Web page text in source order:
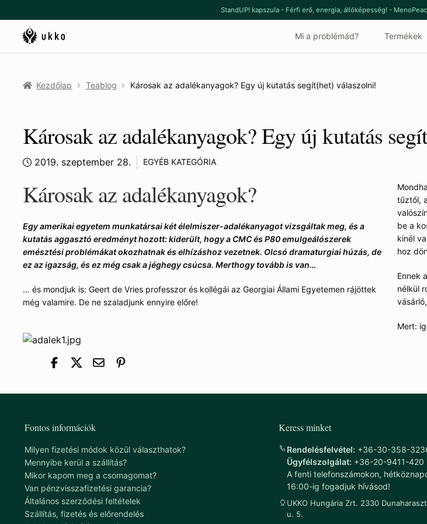
a
navigációhoz
a
tartalomba
StandUP! kapszula - Férfi erő, energia, állóképesség! -
Mi a problémád? Termékek
Kezdőlap Teablog Károsak az adalékanyagok? Egy új kutatás segít(het) válaszolni!
Károsak az adalékanyagok? Egy új kutatás
2019. szeptember 28. EGYÉB KATEGÓRIA
Károsak az adalékanyagok?
Egy amerikai egyetem munkatársai két élelmiszer-adalékanyagot vizsgáltak meg, és a
kutatás aggasztó eredményt hozott: kiderült, hogy a CMC és P80 emulgeálószerek
emésztési problémákat okozhatnak és elhízáshoz vezetnek. Olcsó dramaturgiai húzás, de
ez az igazság, és ez még csak a jéghegy csúcsa. Merthogy tovább is van…
… és mondjuk is: Geert de Vries professzor és kollégái az Georgiai Állami Egyetemen rájöttek
még valamire. De ne szaladjunk ennyire előre!
tűztől,
be a
kinél
hoz
Ennek
nélkül
Mert:
Fontos információk
Milyen fizetési módok közül választhatok?
Mennyibe kerül a szállítás?
Mikor kapom meg a csomagomat?
Van pénzvisszafizetési garancia?
Általános szerződési feltételek
Szállítás, fizetés és előrendelés
Keress minket
Rendelésfelvétel: +36-30-358-
Ügyfélszolgálat: +36-20-9411-420
A fenti telefonszámokon,
16:00-ig fogadjuk hívásod!
UKKO Hungária Zrt. 2330
u. 5.